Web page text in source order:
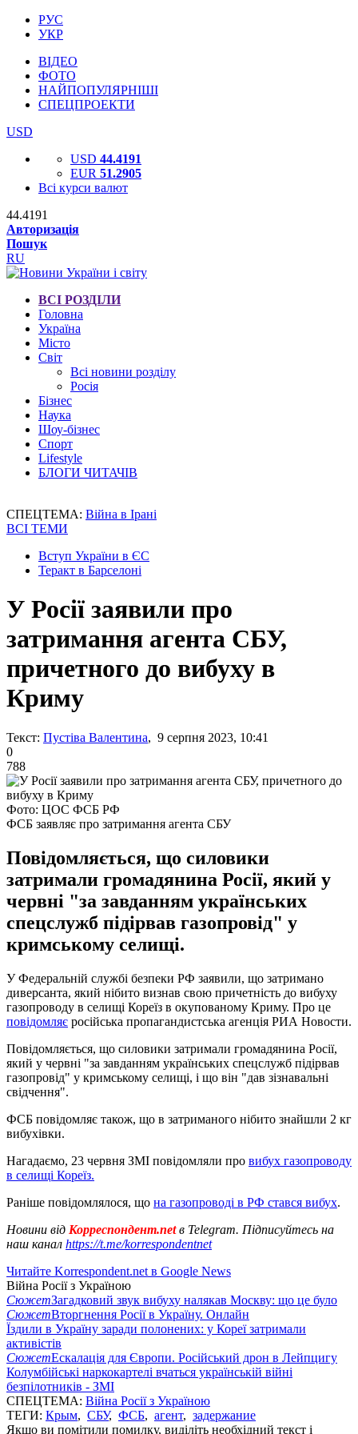
РУС
УКР
ВІДЕО
ФОТО
НАЙПОПУЛЯРНІШІ
СПЕЦПРОЕКТИ
USD
USD 44.4191
EUR 51.2905
Всі курси валют
44.4191
Авторизація
Пошук
RU
ВСІ РОЗДІЛИ
Головна
Україна
Місто
Світ
Всі новини розділу
Росія
Бізнес
Наука
Шоу-бізнес
Спорт
Lifestyle
БЛОГИ ЧИТАЧІВ
СПЕЦТЕМА: Війна в Ірані
ВСІ ТЕМИ
Вступ України в ЄС
Теракт в Барселоні
У Росії заявили про
затримання агента СБУ,
причетного до вибуху в
Криму
Текст: Пустіва Валентина, 9 серпня 2023, 10:41
0
788
Фото: ЦОС ФСБ РФ
ФСБ заявляє про затримання агента СБУ
Повідомляється, що силовики
затримали громадянина Росії, який у
червні "за завданням українських
спецслужб підірвав газопровід" у
кримському селищі.
У Федеральній службі безпеки РФ заявили, що затримано
диверсанта, який нібито визнав свою причетність до вибуху
газопроводу в селищі Кореїз в окупованому Криму. Про це
повідомляє російська пропагандистська агенція РИА Новости.
Повідомляється, що силовики затримали громадянина Росії,
який у червні "за завданням українських спецслужб підірвав
газопровід" у кримському селищі, і що він "дав зізнавальні
свідчення".
ФСБ повідомляє також, що в затриманого нібито знайшли 2 кг
вибухівки.
Нагадаємо, 23 червня ЗМІ повідомляли про вибух газопроводу
в селищі Кореїз.
Раніше повідомлялося, що на газопроводі в РФ стався вибух.
Новини від Корреспондент.netв Telegram. Підписуйтесь на
наш канал https://t.me/korrespondentnet
Читайте Korrespondent.net в Google News
Війна Росії з Україною
СюжетЗагадковий звук вибуху налякав Москву: що це було
СюжетВторгнення Росії в Україну. Онлайн
Їздили в Україну заради полонених: у Кореї затримали
активістів
СюжетЕскалація для Європи. Російський дрон в Лейпцигу
Колумбійські наркокартелі вчаться українській війні
безпілотників - ЗМІ
СПЕЦТЕМА: Війна Росії з Україною
ТЕГИ: Крым, СБУ, ФСБ, агент, задержание
Якщо ви помітили помилку, виділіть необхідний текст і